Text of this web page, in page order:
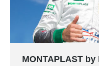
MONTAPLAST